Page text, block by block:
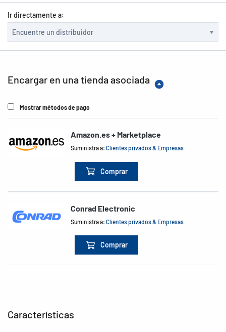
Ir directamente a:
Encargar en una tienda asociada
Mostrar métodos de pago
Amazon.es + Marketplace
Suministra a:Clientes privados & Empresas
Comprar
Conrad Electronic
Suministra a:Clientes privados & Empresas
Comprar
Características